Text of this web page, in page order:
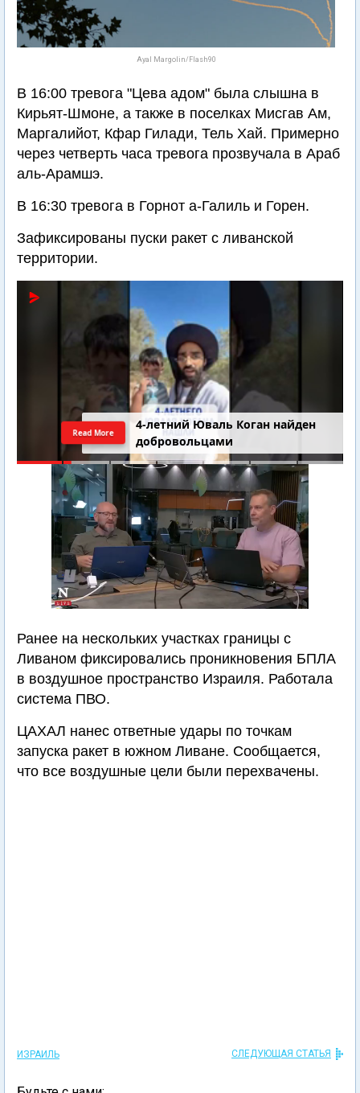
Ayal Margolin/Flash90
В 16:00 тревога "Цева адом" была слышна в
Кирьят-Шмоне, а также в поселках Мисгав Ам,
Маргалийот, Кфар Гилади, Тель Хай. Примерно
через четверть часа тревога прозвучала в Араб
аль-Арамшэ.
В 16:30 тревога в Горнот а-Галиль и Горен.
Зафиксированы пуски ракет с ливанской
территории.
4-летний Юваль Коган найден
добровольцами
Read More
Ранее на нескольких участках границы с
Ливаном фиксировались проникновения БПЛА
в воздушное пространство Израиля. Работала
система ПВО.
ЦАХАЛ нанес ответные удары по точкам
запуска ракет в южном Ливане. Сообщается,
что все воздушные цели были перехвачены.
ИЗРАИЛЬ СЛЕДУЮЩАЯ СТАТЬЯ